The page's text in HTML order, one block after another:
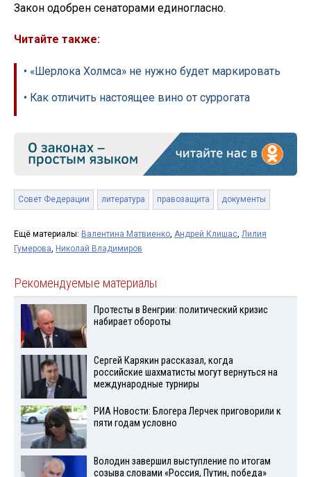
Закон одобрен сенаторами единогласно.
Читайте также:
• «Шерлока Холмса» не нужно будет маркировать
• Как отличить настоящее вино от суррогата
Совет Федерации литература правозащита документы
Ещё материалы: Валентина Матвиенко, Андрей Клишас, Лилия
Гумерова, Николай Владимиров
Рекомендуемые материалы
Протесты в Венгрии: политический кризис
набирает обороты
Сергей Карякин рассказал, когда
российские шахматисты могут вернуться на
международные турниры
РИА Новости: Блогера Лерчек приговорили к
пяти годам условно
Володин завершил выступление по итогам
созыва словами «Россия, Путин, победа»